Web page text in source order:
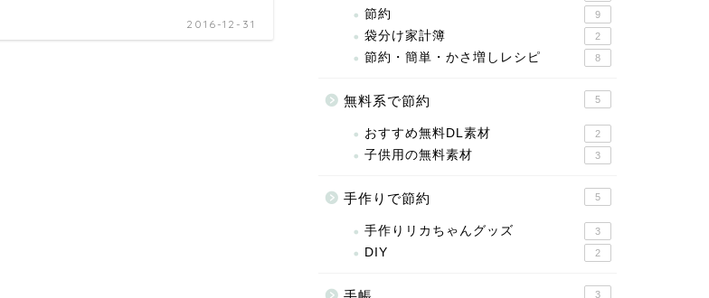
2016-12-31
節約 9
袋分け家計簿 2
節約・簡単・かさ増しレシピ 8
無料系で節約 5
おすすめ無料DL素材 2
子供用の無料素材 3
手作りで節約 5
手作りリカちゃんグッズ 3
DIY 2
3